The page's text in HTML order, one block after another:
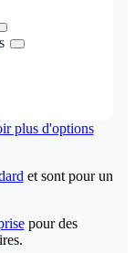
plus d'options
et sont pour un
pour des